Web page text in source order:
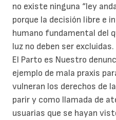
no existe ninguna “ley
porque la decisión libre e
humano fundamental del
luz no deben ser excluidas.
El Parto es Nuestro
ejemplo de mala praxis
vulneran los derechos de
parir y como llamada de
usuarias que se hayan